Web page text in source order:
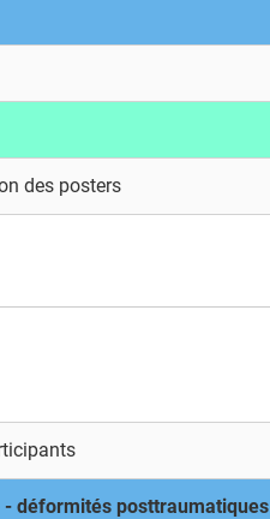
des posters
- déformités posttraumatiques